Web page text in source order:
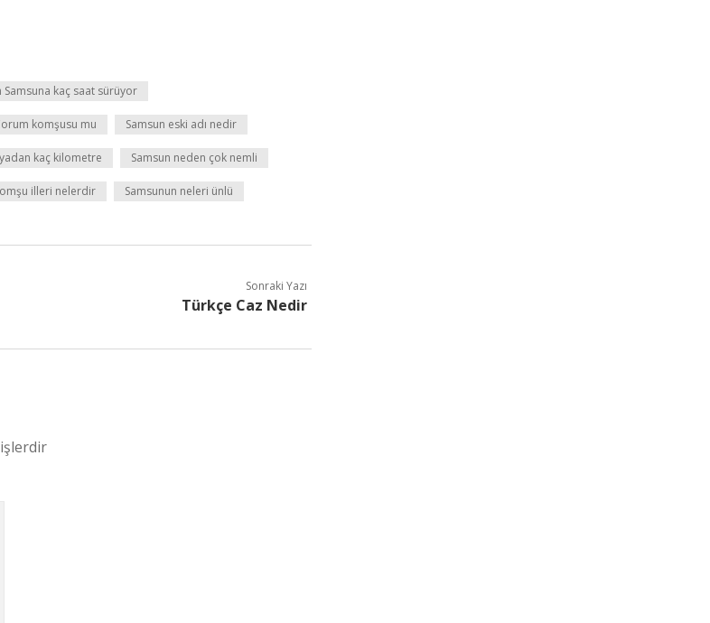
Samsuna kaç saat sürüyor
komşusu mu Samsun eski adı nedir
kaç kilometre Samsun neden çok nemli
illeri nelerdir Samsunun neleri ünlü
Sonraki Yazı
Türkçe Caz Nedir